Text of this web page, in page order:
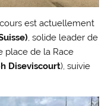
est actuellement
, solide leader de
place de la Race
Diseviscourt), suivie